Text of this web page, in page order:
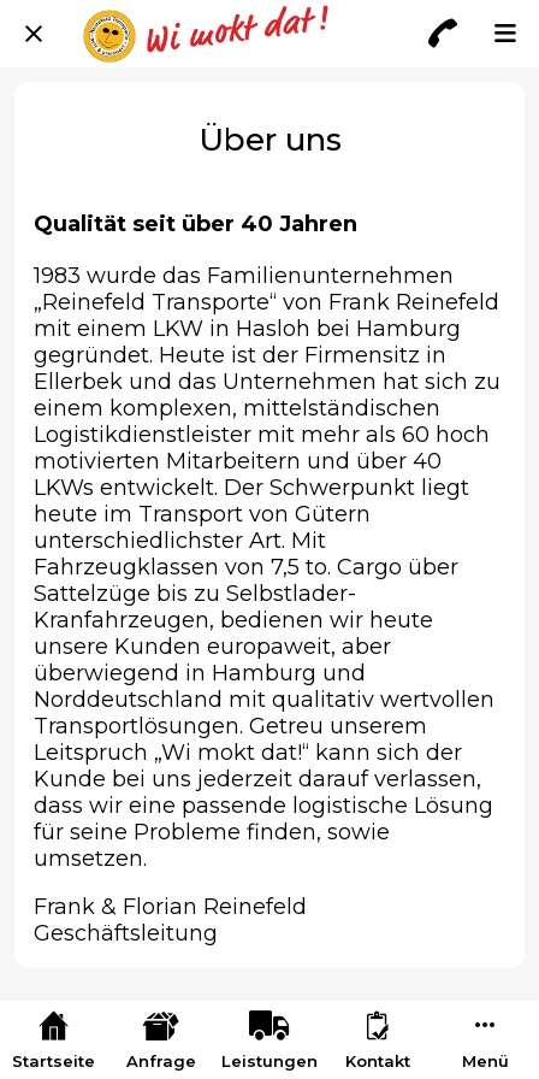
Über uns
Qualität seit über 40 Jahren
1983 wurde das Familienunternehmen
„Reinefeld Transporte“ von Frank Reinefeld
mit einem LKW in Hasloh bei Hamburg
gegründet. Heute ist der Firmensitz in
Ellerbek und das Unternehmen hat sich zu
einem komplexen, mittelständischen
Logistikdienstleister mit mehr als 60 hoch
motivierten Mitarbeitern und über 40
LKWs entwickelt. Der Schwerpunkt liegt
heute im Transport von Gütern
unterschiedlichster Art. Mit
Fahrzeugklassen von 7,5 to. Cargo über
Sattelzüge bis zu Selbstlader-
Kranfahrzeugen, bedienen wir heute
unsere Kunden europaweit, aber
überwiegend in Hamburg und
Norddeutschland mit qualitativ wertvollen
Transportlösungen. Getreu unserem
Leitspruch „Wi mokt dat!“ kann sich der
Kunde bei uns jederzeit darauf verlassen,
dass wir eine passende logistische Lösung
für seine Probleme finden, sowie
umsetzen.
Frank & Florian Reinefeld
Geschäftsleitung
Startseite Anfrage Leistungen Kontakt Menü